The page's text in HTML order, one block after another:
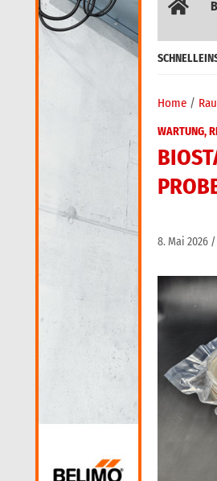
Home
WARTUNG,
8. Mai 2026